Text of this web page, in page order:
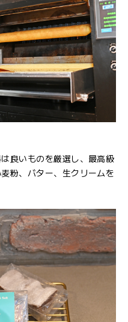
良いものを厳選し、最高級
粉、バター、生クリームを